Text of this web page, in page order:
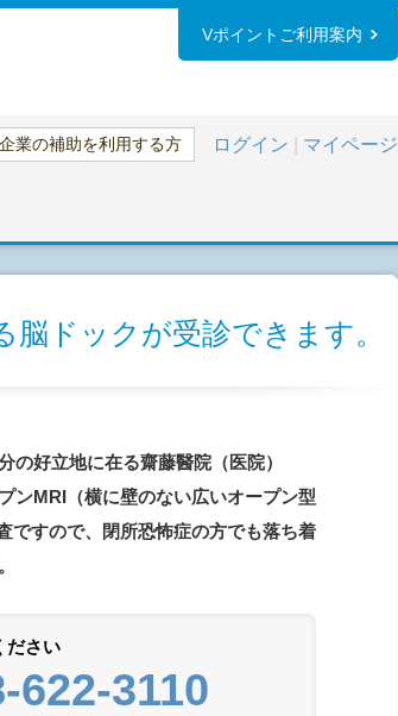
Vポイントご利用案内
業の補助を利用する方 ログイン マイページ
ドックが受診できます。
の好立地に在る齋藤醫院（医院）
ンMRI（横に壁のない広いオープン型
ですので、閉所恐怖症の方でも落ち着
ださい
622-3110